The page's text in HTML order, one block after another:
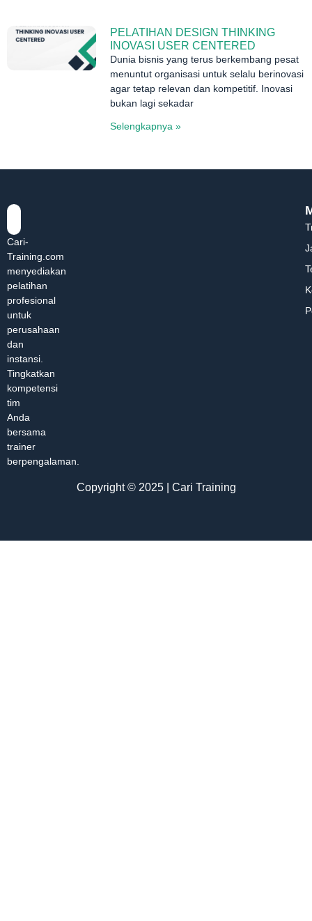
PELATIHAN DESIGN THINKING
INOVASI USER CENTERED
Dunia bisnis yang terus berkembang pesat
menuntut organisasi untuk selalu berinovasi
agar tetap relevan dan kompetitif. Inovasi
bukan lagi sekadar
Selengkapnya »
Cari-
Training.com
menyediakan
pelatihan
profesional
untuk
perusahaan
dan
instansi.
Tingkatkan
kompetensi
tim
Anda
bersama
trainer
berpengalaman.
Copyright © 2025 | Cari Training